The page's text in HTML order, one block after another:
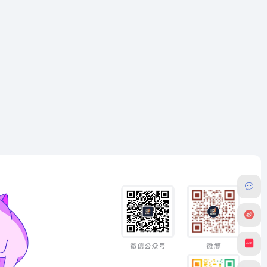
微信公众号 微博